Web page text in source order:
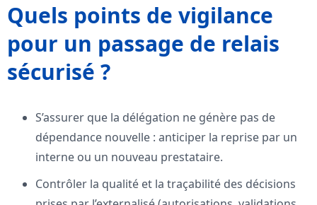
Quels points de vigilance
pour un passage de relais
sécurisé ?
S’assurer que la délégation ne génère pas de
dépendance nouvelle : anticiper la reprise par un
interne ou un nouveau prestataire.
Contrôler la qualité et la traçabilité des décisions